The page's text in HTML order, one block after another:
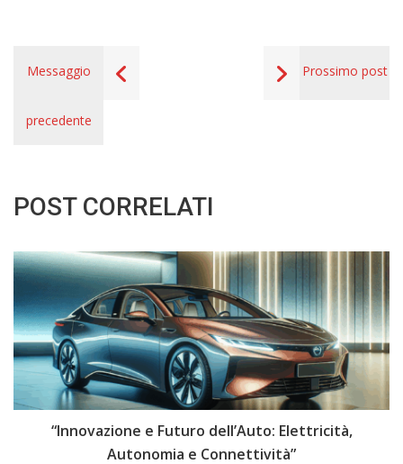
Messaggio
precedente
Prossimo post
POST CORRELATI
“Innovazione e Futuro dell’Auto: Elettricità,
Autonomia e Connettività”